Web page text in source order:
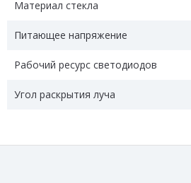
Материал стекла
Питающее напряжение
Рабочий ресурс светодиодов
Угол раскрытия луча